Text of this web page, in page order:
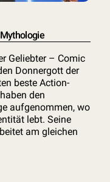
Geliebter – Comic
Donnergott der
beste Action-
den
aufgenommen, wo
lebt. Seine
am gleichen